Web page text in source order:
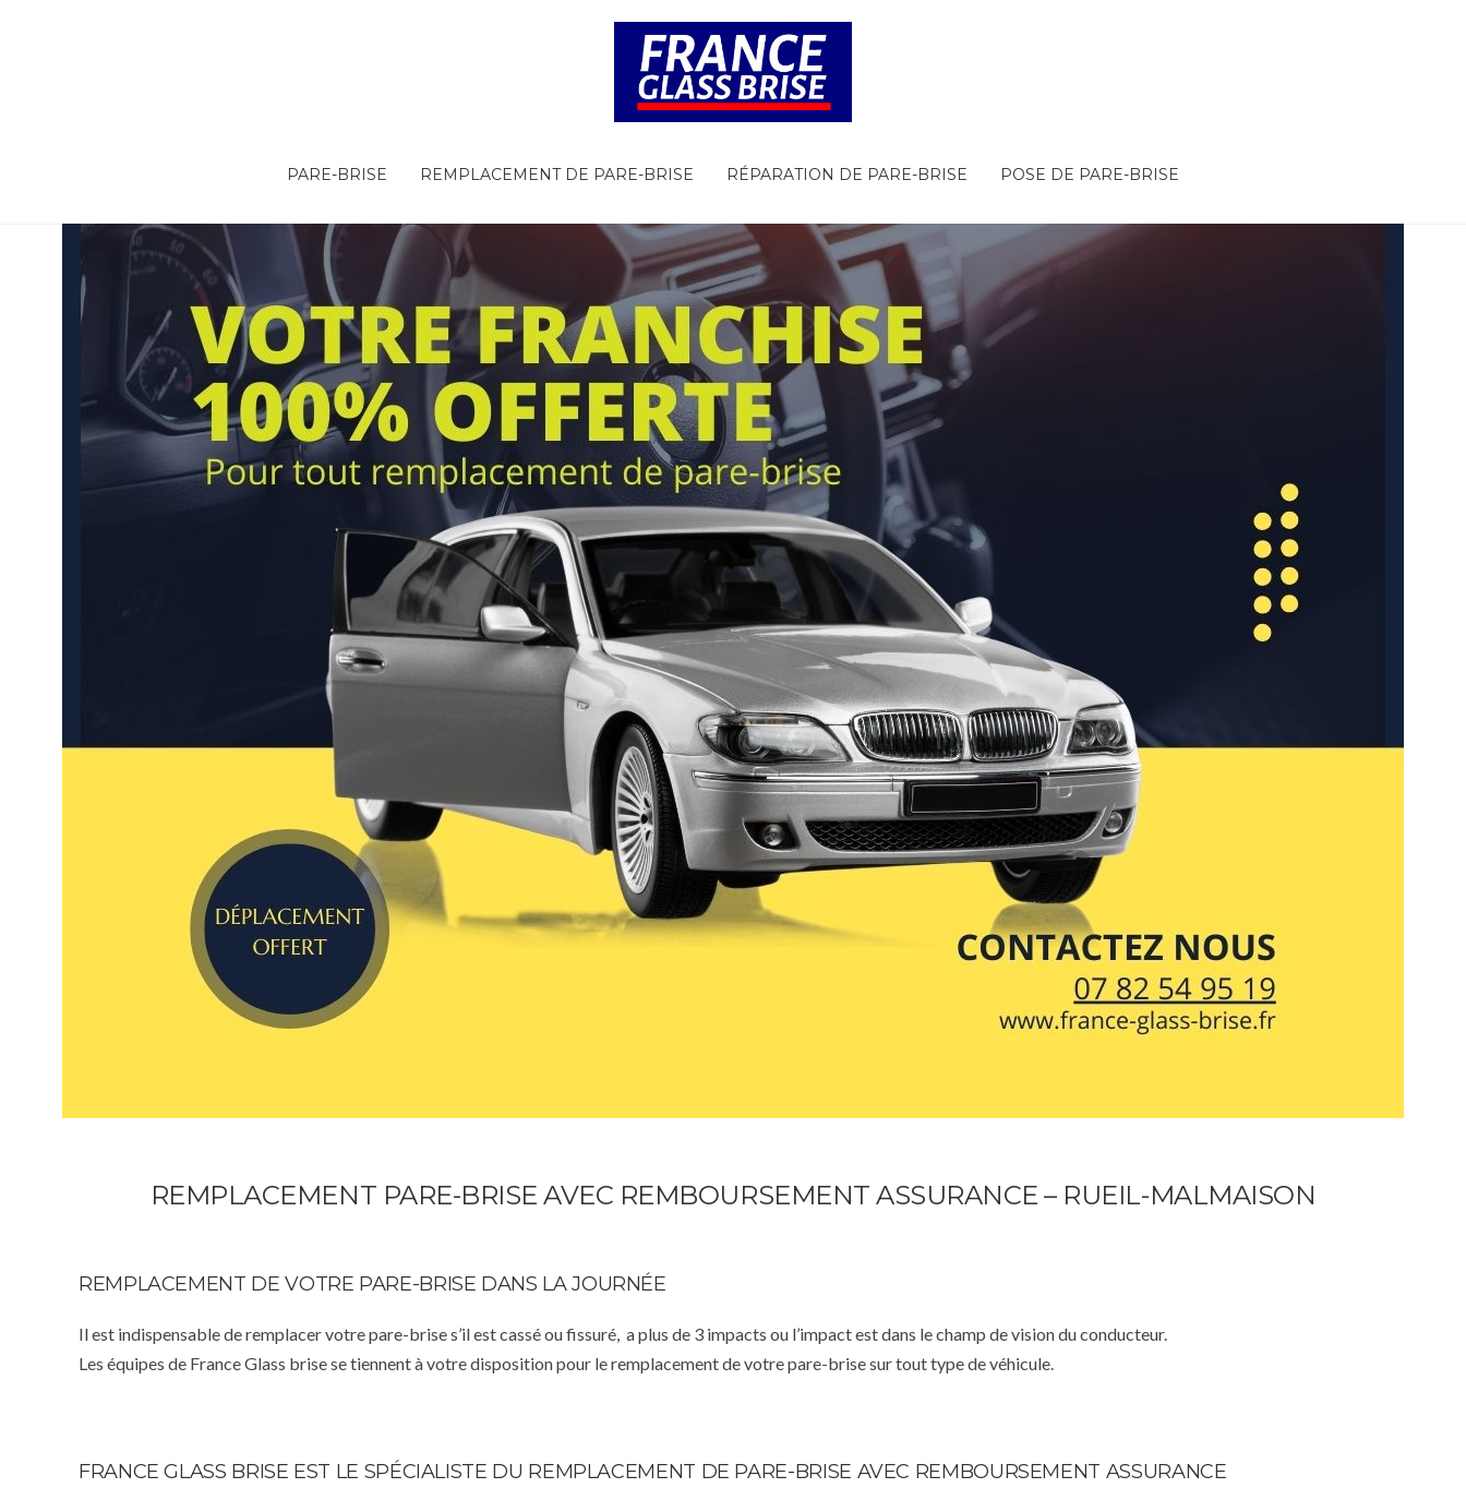
PARE-BRISE REMPLACEMENT DE PARE-BRISE RÉPARATION DE PARE-BRISE POSE DE PARE-BRISE
REMPLACEMENT PARE-BRISE AVEC REMBOURSEMENT ASSURANCE – RUEIL-MALMAISON
REMPLACEMENT DE VOTRE PARE-BRISE DANS LA JOURNÉE
Il est indispensable de remplacer votre pare-brise s’il est cassé ou fissuré, a plus de 3 impacts ou l’impact est dans le champ de vision du conducteur.
Les équipes de France Glass brise se tiennent à votre disposition pour le remplacement de votre pare-brise sur tout type de véhicule.
FRANCE GLASS BRISE EST LE SPÉCIALISTE DU REMPLACEMENT DE PARE-BRISE AVEC REMBOURSEMENT ASSURANCE